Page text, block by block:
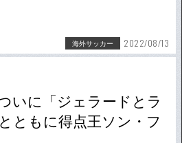
海外サッカー 2022/08/13
いに「ジェラードとラ
ともに得点王ソン・フ